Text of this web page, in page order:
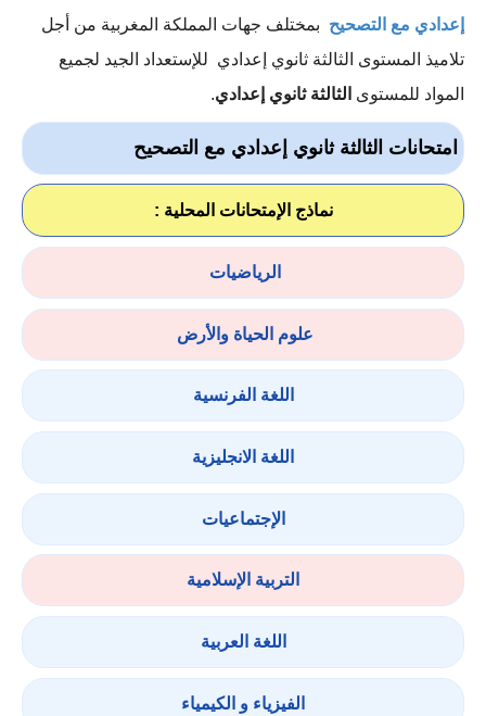
إعدادي مع التصحيح بمختلف جهات المملكة المغربية من أجل
تلاميذ المستوى الثالثة ثانوي إعدادي للإستعداد الجيد لجميع
المواد للمستوى الثالثة ثانوي إعدادي.
امتحانات الثالثة ثانوي إعدادي مع التصحيح
نماذج الإمتحانات المحلية :
الرياضيات
علوم الحياة والأرض
اللغة الفرنسية
اللغة الانجليزية
الإجتماعيات
التربية الإسلامية
اللغة العربية
الفيزياء و الكيمياء